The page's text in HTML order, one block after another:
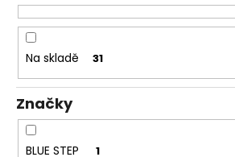
o
d
u
k
t
ů
Na skladě 31
Značky
BLUE STEP 1
D